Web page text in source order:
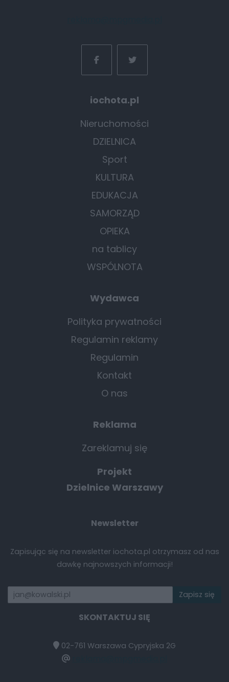
iochota.pl
Nieruchomości
DZIELNICA
Sport
KULTURA
EDUKACJA
SAMORZĄD
OPIEKA
na tablicy
WSPÓLNOTA
Wydawca
Polityka prywatności
Regulamin reklamy
Regulamin
Kontakt
O nas
Reklama
Zareklamuj się
Projekt
Dzielnice Warszawy
Newsletter
Zapisując się na newsletter iochota.pl otrzymasz od nas
dawkę najnowszych informacji!
SKONTAKTUJ SIĘ
02-761 Warszawa Cypryjska 2G